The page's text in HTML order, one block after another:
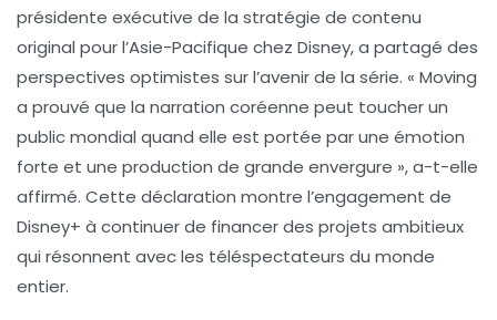
présidente exécutive de la stratégie de contenu
original pour l’Asie-Pacifique chez Disney, a partagé des
perspectives optimistes sur l’avenir de la série. « Moving
a prouvé que la narration coréenne peut toucher un
public mondial quand elle est portée par une émotion
forte et une production de grande envergure », a-t-elle
affirmé. Cette déclaration montre l’engagement de
Disney+ à continuer de financer des projets ambitieux
qui résonnent avec les téléspectateurs du monde
entier.